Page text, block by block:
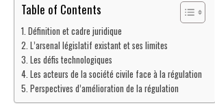
Table of Contents
Définition et cadre juridique
L’arsenal législatif existant et ses limites
Les défis technologiques
Les acteurs de la société civile face à la régulation
Perspectives d’amélioration de la régulation